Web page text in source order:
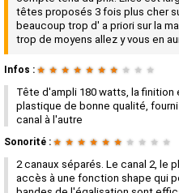
têtes proposés 3 fois plus cher
beaucoup trop d' a priori sur la
trop de moyens allez y vous en
Infos : ★ ★ ★ ★ ★ ★ ★ ★ ★ ★
Tête d'ampli 180 watts, la
plastique de bonne qualité,
canal à l'autre
Sonorité : ★ ★ ★ ★ ★ ★ ★ ★ ★ ★
2 canaux séparés. Le canal 2, le
accès à une fonction shape qui